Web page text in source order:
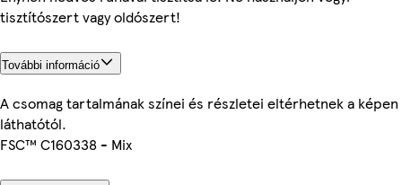
tisztítószert vagy oldószert!
További információ
A csomag tartalmának színei és részletei eltérhetnek a képen
láthatótól.
FSC™ C160338 - Mix